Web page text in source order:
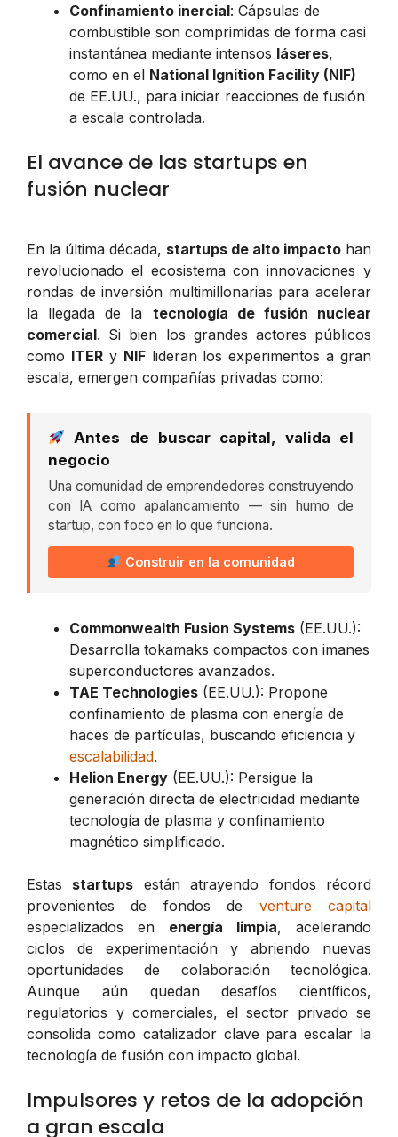
Confinamiento inercial: Cápsulas de
combustible son comprimidas de forma casi
instantánea mediante intensos láseres,
como en el National Ignition Facility (NIF)
de EE.UU., para iniciar reacciones de fusión
a escala controlada.
El avance de las startups en
fusión nuclear
En la última década, startups de alto impacto han
revolucionado el ecosistema con innovaciones y
rondas de inversión multimillonarias para acelerar
la llegada de la tecnología de fusión nuclear
comercial. Si bien los grandes actores públicos
como ITERy NIFlideran los experimentos a gran
escala, emergen compañías privadas como:
Antes de buscar capital, valida el
negocio
Una comunidad de emprendedores construyendo
con IA como apalancamiento — sin humo de
startup, con foco en lo que funciona.
Construir en la comunidad
Commonwealth Fusion Systems (EE.UU.):
Desarrolla tokamaks compactos con imanes
superconductores avanzados.
TAE Technologies (EE.UU.): Propone
confinamiento de plasma con energía de
haces de partículas, buscando eficiencia y
escalabilidad.
Helion Energy (EE.UU.): Persigue la
generación directa de electricidad mediante
tecnología de plasma y confinamiento
magnético simplificado.
Estas startups están atrayendo fondos récord
provenientes de fondos de venture capital
especializados en energía limpia, acelerando
ciclos de experimentación y abriendo nuevas
oportunidades de colaboración tecnológica.
Aunque aún quedan desafíos científicos,
regulatorios y comerciales, el sector privado se
consolida como catalizador clave para escalar la
tecnología de fusión con impacto global.
Impulsores y retos de la adopción
a gran escala